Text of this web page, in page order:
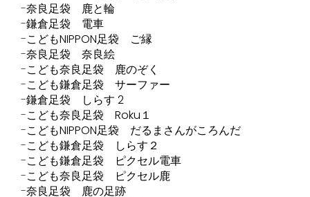
奈良足袋 鹿と輪
鎌倉足袋 電車
こどもNIPPON足袋 ご縁
奈良足袋 奈良絵
こども奈良足袋 鹿のぞく
こども鎌倉足袋 サーファー
鎌倉足袋 しらす 2
こども奈良足袋 Roku１
こどもNIPPON足袋 だるまさんがころんだ
こども鎌倉足袋 しらす２
こども鎌倉足袋 ピクセル電車
こども奈良足袋 ピクセル鹿
奈良足袋 鹿の足跡